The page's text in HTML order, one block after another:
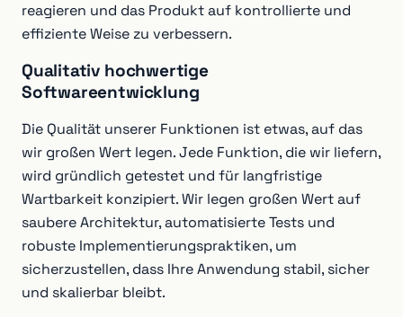
reagieren und das Produkt auf kontrollierte und
effiziente Weise zu verbessern.
Qualitativ hochwertige
Softwareentwicklung
Die Qualität unserer Funktionen ist etwas, auf das
wir großen Wert legen. Jede Funktion, die wir liefern,
wird gründlich getestet und für langfristige
Wartbarkeit konzipiert. Wir legen großen Wert auf
saubere Architektur, automatisierte Tests und
robuste Implementierungspraktiken, um
sicherzustellen, dass Ihre Anwendung stabil, sicher
und skalierbar bleibt.